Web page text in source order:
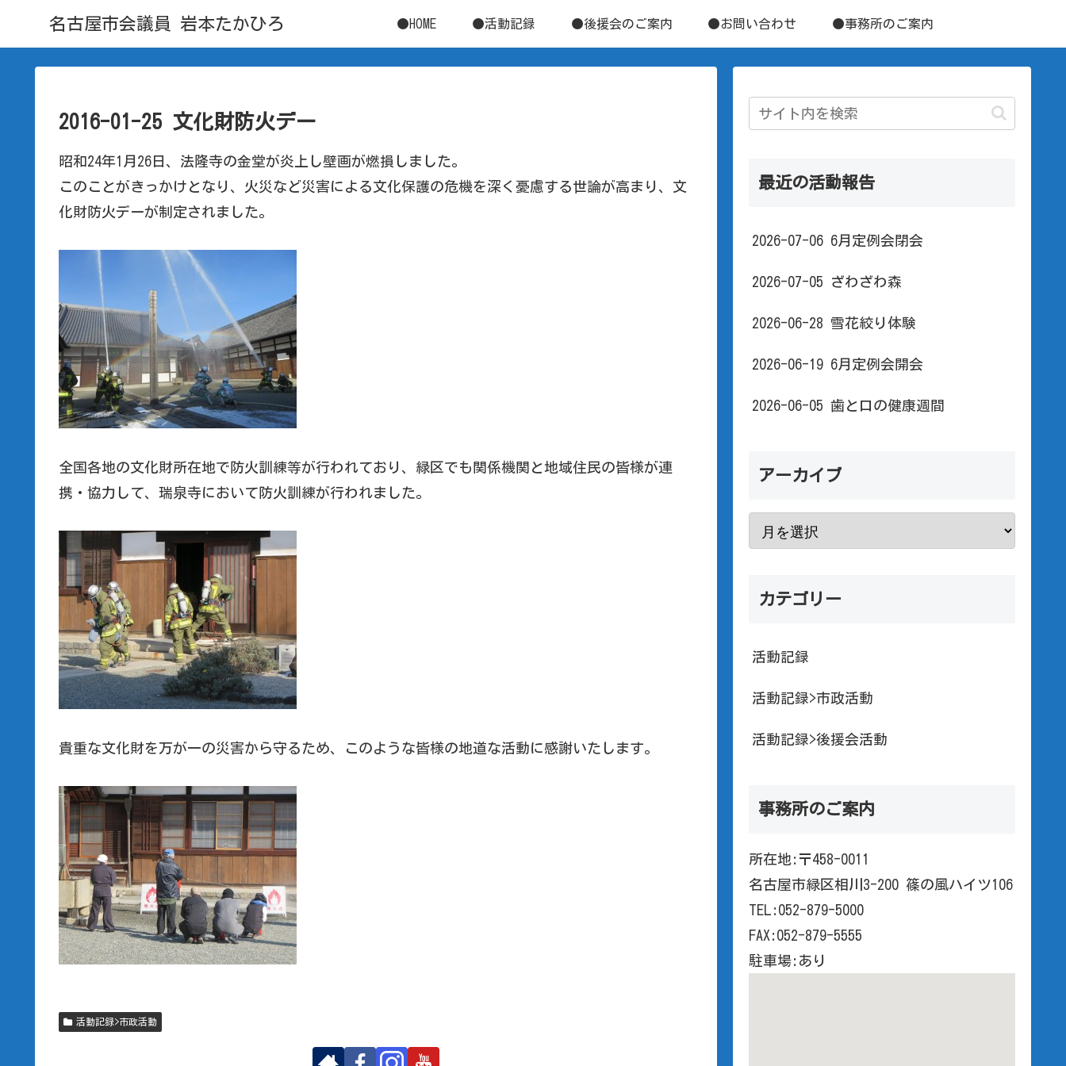
名古屋市会議員 岩本たかひろ ●HOME ●活動記録 ●後援会のご案内 ●お問い合わせ ●事務所のご案内
2016-01-25 文化財防火デー
昭和24年1月26日、法隆寺の金堂が炎上し壁画が燃損しました。
このことがきっかけとなり、火災など災害による文化保護の危機を深く憂慮する世論が高まり、文
化財防火デーが制定されました。
全国各地の文化財所在地で防火訓練等が行われており、緑区でも関係機関と地域住民の皆様が連
携・協力して、瑞泉寺において防火訓練が行われました。
貴重な文化財を万が一の災害から守るため、このような皆様の地道な活動に感謝いたします。
活動記録>市政活動
最近の活動報告
2026-07-06 6月定例会閉会
2026-07-05 ざわざわ森
2026-06-28 雪花絞り体験
2026-06-19 6月定例会開会
2026-06-05 歯と口の健康週間
アーカイブ
カテゴリー
活動記録
活動記録>市政活動
活動記録>後援会活動
事務所のご案内
所在地:〒458-0011
名古屋市緑区相川3-200 篠の風ハイツ106
TEL:052-879-5000
FAX:052-879-5555
駐車場:あり